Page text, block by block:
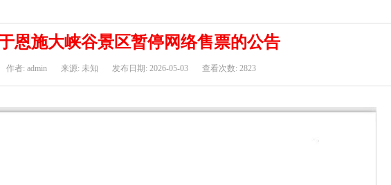
恩施大峡谷景区暂停网络售票的公告
作者: admin 来源: 未知 发布日期: 2026-05-03 查看次数: 2823